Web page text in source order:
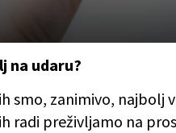
na udaru?
smo, zanimivo, najbolj
radi preživljamo na